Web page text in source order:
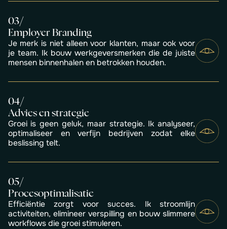
03/
Employer Branding
Je merk is niet alleen voor klanten, maar ook voor
je team. Ik bouw werkgeversmerken die de juiste
mensen binnenhalen en betrokken houden.
04/
Advies en strategie
Groei is geen geluk, maar strategie. Ik analyseer,
optimaliseer en verfijn bedrijven zodat elke
beslissing telt.
05/
Procesoptimalisatie
Efficiëntie zorgt voor succes. Ik stroomlijn
activiteiten, elimineer verspilling en bouw slimmere
workflows die groei stimuleren.